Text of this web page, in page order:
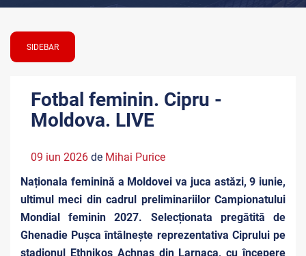
SIDEBAR
Fotbal feminin. Cipru -
Moldova. LIVE
09 iun 2026 de Mihai Purice
Naționala feminină a Moldovei va juca astăzi, 9 iunie,
ultimul meci din cadrul preliminariilor Campionatului
Mondial feminin 2027. Selecționata pregătită de
Ghenadie Pușca întâlnește reprezentativa Ciprului pe
stadionul Ethnikos Achnas din Larnaca, cu începere